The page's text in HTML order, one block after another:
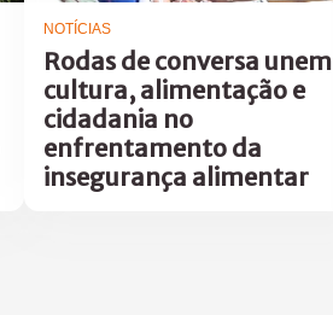
NOTÍCIAS
Rodas de conversa unem
cultura, alimentação e
cidadania no
enfrentamento da
insegurança alimentar